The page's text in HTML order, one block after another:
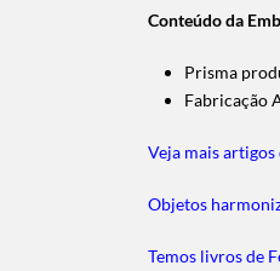
Conteúdo da
Prisma
Fabricação
Veja mais artigos
Objetos
Temos livros de